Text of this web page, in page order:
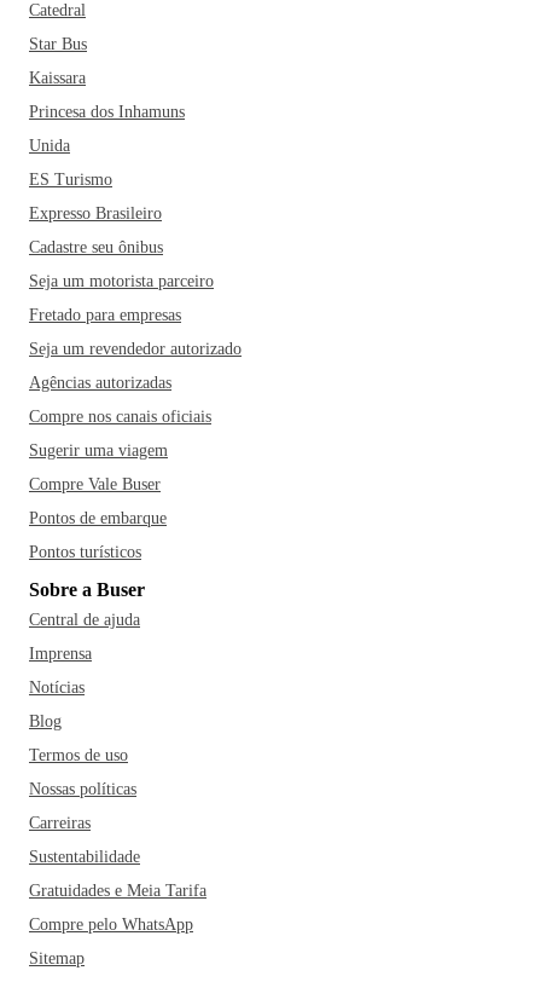
Catedral
Star Bus
Kaissara
Princesa dos Inhamuns
Unida
ES Turismo
Expresso Brasileiro
Cadastre seu ônibus
Seja um motorista parceiro
Fretado para empresas
Seja um revendedor autorizado
Agências autorizadas
Compre nos canais oficiais
Sugerir uma viagem
Compre Vale Buser
Pontos de embarque
Pontos turísticos
Sobre a Buser
Central de ajuda
Imprensa
Notícias
Blog
Termos de uso
Nossas políticas
Carreiras
Sustentabilidade
Gratuidades e Meia Tarifa
Compre pelo WhatsApp
Sitemap